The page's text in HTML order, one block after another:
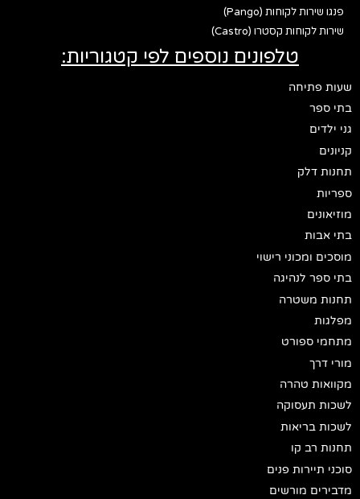
פנגו שירות לקוחות (Pango)
שירות לקוחות קסטרו (Castro)
טלפונים נוספים לפי קטגוריות:
שעות פתיחה
בתי ספר
גני ילדים
קניונים
תחנות דלק
ספריות
מוזיאונים
בתי אבות
מוסכים ומכוני רישוי
בתי ספר לנהיגה
תחנות משטרה
מפלגות
מתחמי ספורט
מורי דרך
מקוואות טהרה
לשכות תעסוקה
לשכות בריאות
תחנות רב קו
סוכני תיירות פנים
מדבירים מורשים